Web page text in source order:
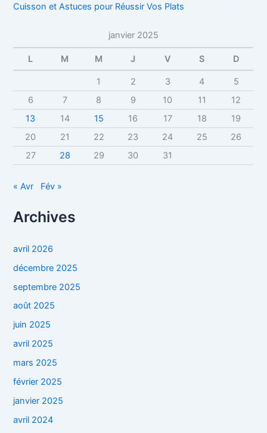
Cuisson et Astuces pour Réussir Vos Plats
janvier 2025
L M M J V S D
1 2 3 4
5
6
7 8 9 10 11
12
13
14 15 16 17 18
19
20
21 22 23 24 25
26
27
28 29 30 31
« Avr Fév »
Archives
avril 2026
décembre 2025
septembre 2025
août 2025
juin 2025
avril 2025
mars 2025
février 2025
janvier 2025
avril 2024